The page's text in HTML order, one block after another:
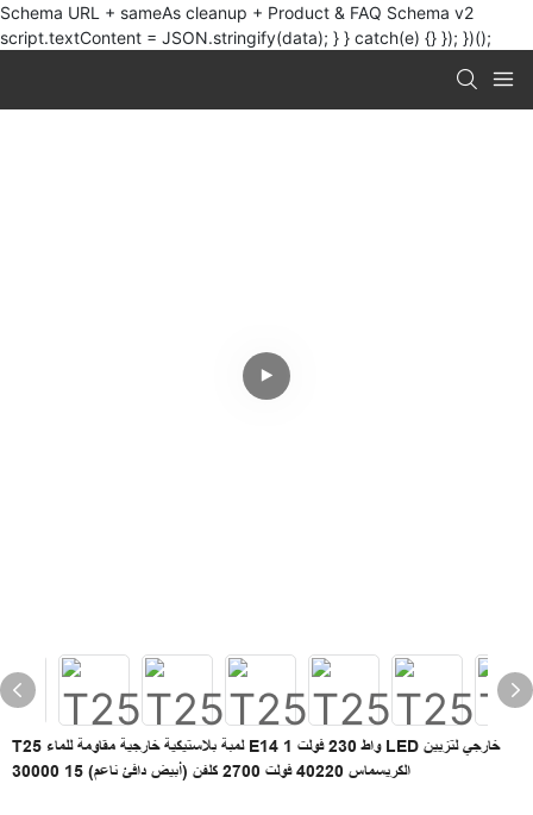
Schema URL + sameAs cleanup + Product & FAQ Schema v2
script.textContent = JSON.stringify(data); } } catch(e) {} }); })();
T25 لمبة بلاستيكية خارجية مقاومة للماء E14 1 واط 230 فولت LED خارجي لتزيين
الكريسماس 40220 فولت 2700 كلفن (أبيض دافئ ناعم) 15 30000